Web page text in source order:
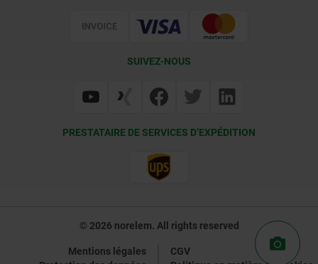
SUIVEZ-NOUS
PRESTATAIRE DE SERVICES D’EXPÉDITION
© 2026 norelem. All rights reserved
Mentions légales
CGV